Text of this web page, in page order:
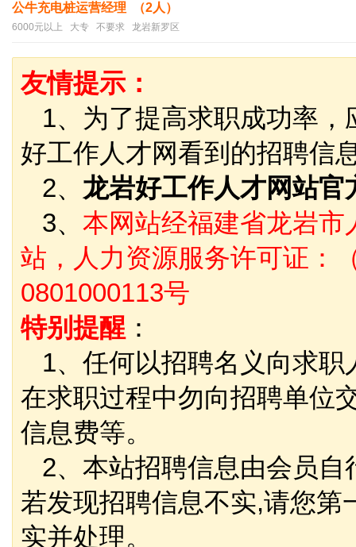
公牛充电桩运营经理 （2人）
6000元以上 大专 不要求 龙岩新罗区
友情提示：
1、为了提高求职成功率，
好工作人才网看到的招聘信
2、 龙岩好工作人才网站
3、 本网站经福建省龙岩
站，人力资源服务许可证：
0801000113号
特别提醒 ：
1、任何以招聘名义向求职
在求职过程中勿向招聘单位
信息费等。
2、本站招聘信息由会员自
若发现招聘信息不实,请您第
实并处理。